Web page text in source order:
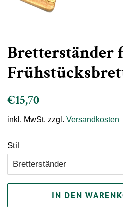
Bretterständer
Normaler
€15,70
inkl. MwSt. zzgl. Versandkosten
Stil
IN DEN